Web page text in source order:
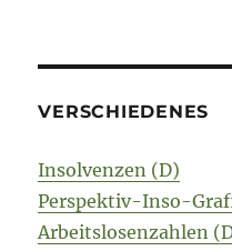
VERSCHIEDENES
Insolvenzen (D)
Perspektiv-Inso-
Arbeitslosenzahlen